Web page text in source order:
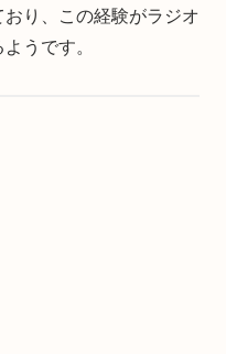
り、この経験がラジオ
うです。